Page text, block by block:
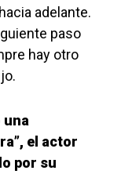
adelante.
paso
hay otro
una
el actor
por su